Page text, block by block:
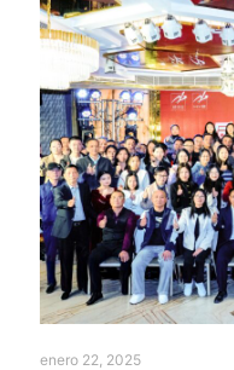
enero 22, 2025